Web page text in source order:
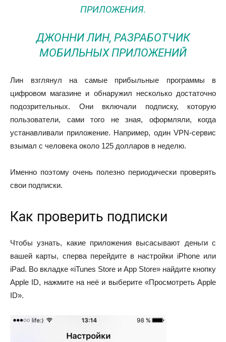
ПРИЛОЖЕНИЯ.
ДЖОННИ ЛИН, РАЗРАБОТЧИК
МОБИЛЬНЫХ ПРИЛОЖЕНИЙ
Лин взглянул на самые прибыльные программы в
цифровом магазине и обнаружил несколько достаточно
подозрительных. Они включали подписку, которую
пользователи, сами того не зная, оформляли, когда
устанавливали приложение. Например, один VPN-сервис
взымал с человека около 125 долларов в неделю.
Именно поэтому очень полезно периодически проверять
свои подписки.
Как проверить подписки
Чтобы узнать, какие приложения высасывают деньги с
вашей карты, сперва перейдите в настройки iPhone или
iPad. Во вкладке «iTunes Store и App Store» найдите кнопку
Apple ID, нажмите на неё и выберите «Просмотреть Apple
ID».